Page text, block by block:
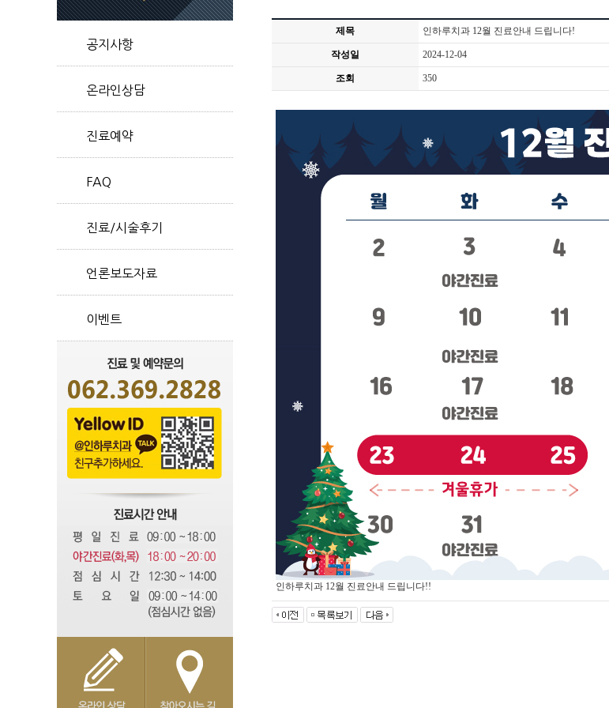
공지사항
온라인상담
진료예약
FAQ
진료/시술후기
언론보도자료
이벤트
제목 인하루치과 12월 진료안내 드립니다!
작성일 2024-12-04
조회 350
인하루치과 12월 진료안내 드립니다!!